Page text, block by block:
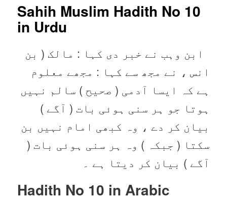
Sahih Muslim Hadith No 10
in Urdu
ابن وہب نے خبر دی کہا : مالک ( بن
انس ، نے مجھ سے کہا : مجھے معلوم
ہے کہ ایسا آدمی ( صحیح ) سالم نہیں
ہوتا جو ہر سنی ہوئی بات ( آگے )
بیان کر دے ، وہ کبھی امام نہیں بن
سکتا ( جبکہ ) وہ ہر سنی ہوئی بات (
آگے ) بیان کر دیتا ہے ۔
Hadith No 10 in Arabic